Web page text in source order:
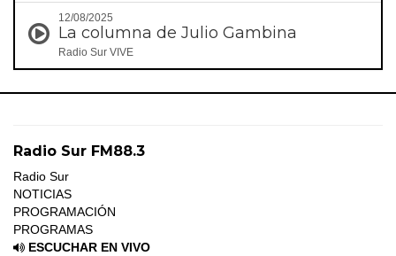
12/08/2025
La columna de Julio Gambina
Radio Sur VIVE
Radio Sur FM88.3
Radio Sur
NOTICIAS
PROGRAMACIÓN
PROGRAMAS
ESCUCHAR EN VIVO